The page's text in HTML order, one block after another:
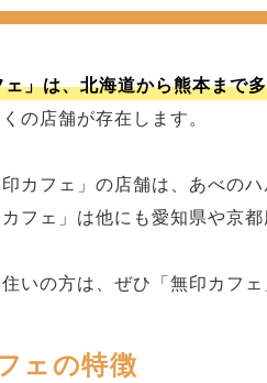
」は、北海道から熊本まで
の店舗が存在します。
カフェ」の店舗は、あべの
フェ」は他にも愛知県や京
いの方は、ぜひ「無印カフェ
ェの特徴